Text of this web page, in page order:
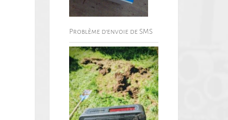
Problème d’envoie de SMS